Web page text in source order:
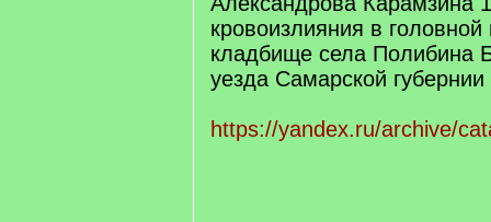
кровоизлияния в
кладбище села Полибина
уезда Самарской губернии
https://yandex.ru/archive/